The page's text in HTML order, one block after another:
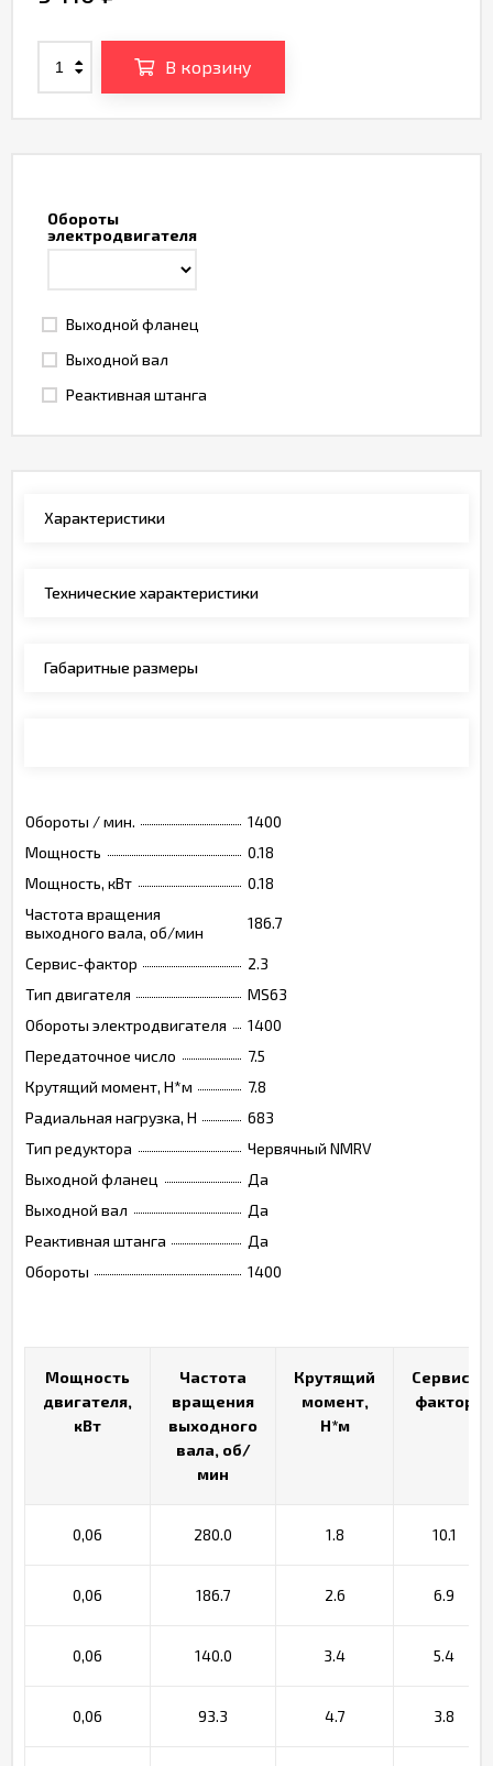
Обороты
электродвигателя
Выходной фланец
Выходной вал
Реактивная штанга
В корзину
Характеристики
Технические характеристики
Габаритные размеры
Обороты / мин.
1400
Мощность
0.18
Мощность, кВт
0.18
Частота вращения
выходного вала, об/мин
186.7
Сервис-фактор
2.3
Тип двигателя
MS63
Обороты электродвигателя
1400
Передаточное число
7.5
Крутящий момент, Н*м
7.8
Радиальная нагрузка, Н
683
Тип редуктора
Червячный NMRV
Выходной фланец
Да
Выходной вал
Да
Реактивная штанга
Да
Обороты
1400
Мощность
двигателя,
кВт
Частота
вращения
выходного
вала, об/
мин
Крутящий
момент,
Н*м
Сервис-
фактор
0,06 280.0 1.8 10.1
0,06 186.7 2.6 6.9
0,06 140.0 3.4 5.4
0,06 93.3 4.7 3.8
Мощность
двигателя,
кВт
Частота
вращения
выходного
вала, об/
мин
Крутящий
момент,
Н*м
Сервис-
фактор